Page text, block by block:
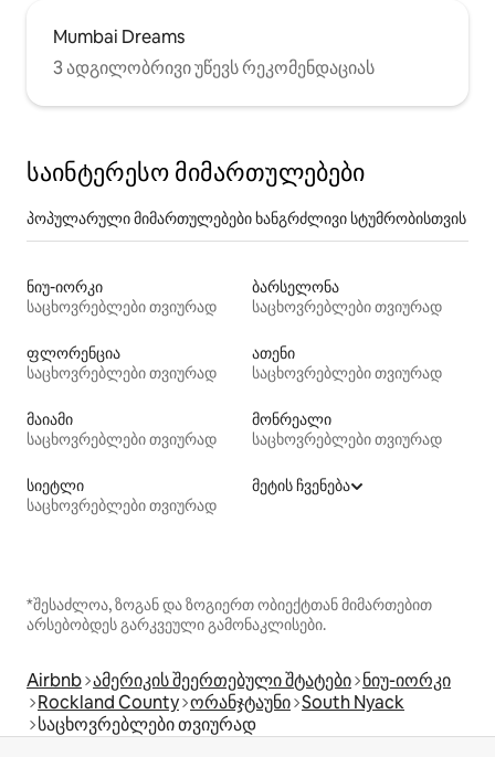
Mumbai Dreams
3 ადგილობრივი უწევს რეკომენდაციას
საინტერესო მიმართულებები
პოპულარული მიმართულებები ხანგრძლივი სტუმრობისთვის
ნიუ-იორკი
საცხოვრებლები თვიურად
ბარსელონა
საცხოვრებლები თვიურად
ფლორენცია
საცხოვრებლები თვიურად
ათენი
საცხოვრებლები თვიურად
მაიამი
საცხოვრებლები თვიურად
მონრეალი
საცხოვრებლები თვიურად
სიეტლი
საცხოვრებლები თვიურად
მეტის ჩვენება
*შესაძლოა, ზოგან და ზოგიერთ ობიექტთან მიმართებით
არსებობდეს გარკვეული გამონაკლისები.
Airbnb ამერიკის შეერთებული შტატები ნიუ-იორკი
Rockland County ორანჯტაუნი South Nyack
საცხოვრებლები თვიურად